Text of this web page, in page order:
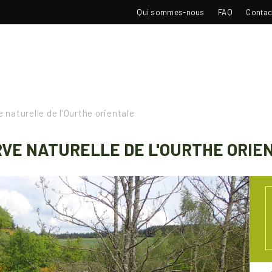
TOP
NAVIGATION
Qui sommes-nous FAQ
naturelle de l'Ourthe orientale
NATURELLE DE L'OURTHE